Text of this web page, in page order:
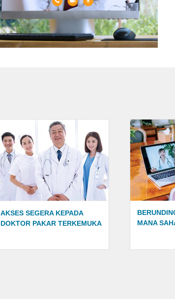
AKSES SEGERA KEPADA
DOKTOR PAKAR TERKEMUKA
MANA